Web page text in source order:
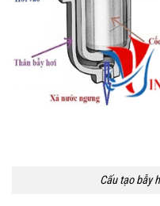
Cấu tạo bẫy